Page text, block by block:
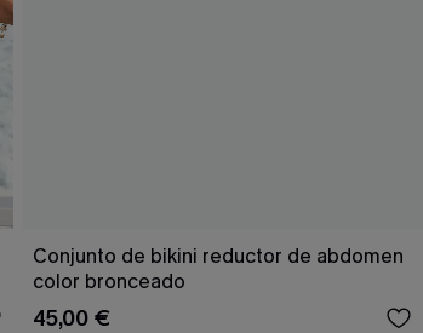
Conjunto de bikini reductor de abdomen
color bronceado
45,00 €